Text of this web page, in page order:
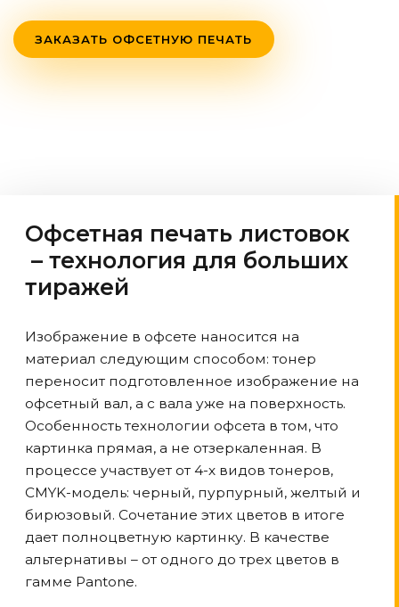
ЗАКАЗАТЬ ОФСЕТНУЮ ПЕЧАТЬ
Офсетная печать листовок
– технология для больших
тиражей
Изображение в офсете наносится на
материал следующим способом: тонер
переносит подготовленное изображение на
офсетный вал, а с вала уже на поверхность.
Особенность технологии офсета в том, что
картинка прямая, а не отзеркаленная. В
процессе участвует от 4-х видов тонеров,
CMYK-модель: черный, пурпурный, желтый и
бирюзовый. Сочетание этих цветов в итоге
дает полноцветную картинку. В качестве
альтернативы – от одного до трех цветов в
гамме Pantone.